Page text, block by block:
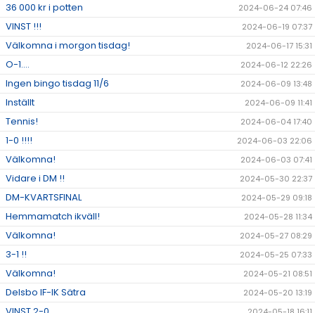
36 000 kr i potten 2024-06-24 07:46
VINST !!! 2024-06-19 07:37
Välkomna i morgon tisdag! 2024-06-17 15:31
O-1.... 2024-06-12 22:26
Ingen bingo tisdag 11/6 2024-06-09 13:48
Inställt 2024-06-09 11:41
Tennis! 2024-06-04 17:40
1-0 !!!! 2024-06-03 22:06
Välkomna! 2024-06-03 07:41
Vidare i DM !! 2024-05-30 22:37
DM-KVARTSFINAL 2024-05-29 09:18
Hemmamatch ikväll! 2024-05-28 11:34
Välkomna! 2024-05-27 08:29
3-1 !! 2024-05-25 07:33
Välkomna! 2024-05-21 08:51
Delsbo IF-IK Sätra 2024-05-20 13:19